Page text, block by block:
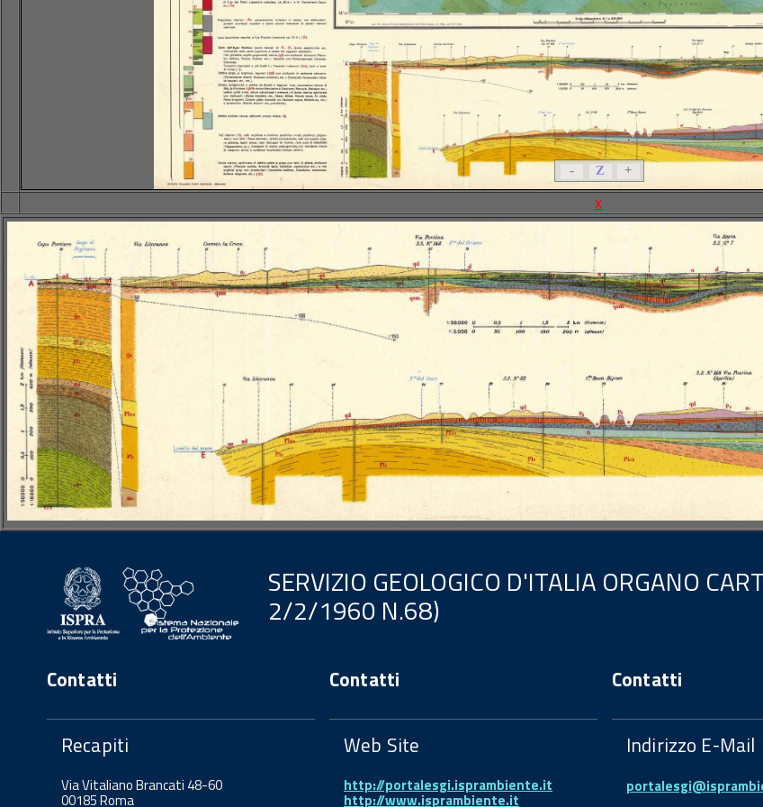
- Z +
x
SERVIZIO GEOLOGICO D'ITALIA ORGANO
2/2/1960 N.68)
Contatti
Recapiti
Via Vitaliano Brancati 48-60
00185 Roma
Contatti
Web Site
http://portalesgi.isprambiente.it
http://www.isprambiente.it
Contatti
Indirizzo E-Mail